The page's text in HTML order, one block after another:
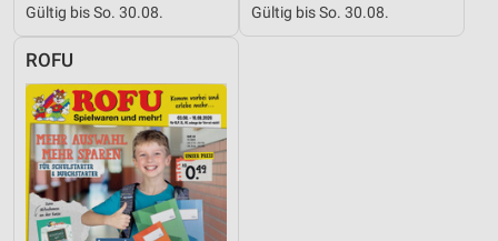
Gültig bis So. 30.08. Gültig bis So. 30.08.
ROFU